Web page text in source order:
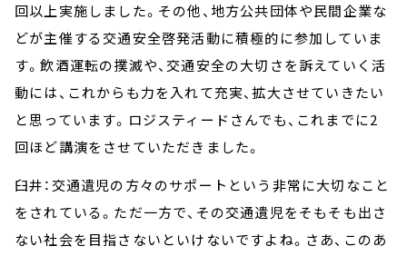
回以上実施しました。その他、地方公共団体や民間企業な
どが主催する交通安全啓発活動に積極的に参加していま
す。飲酒運転の撲滅や、交通安全の大切さを訴えていく活
動には、これからも力を入れて充実、拡大させていきたい
と思っています。ロジスティードさんでも、これまでに2
回ほど講演をさせていただきました。
臼井：交通遺児の方々のサポートという非常に大切なこと
をされている。ただ一方で、その交通遺児をそもそも出さ
ない社会を目指さないといけないですよね。さあ、このあ